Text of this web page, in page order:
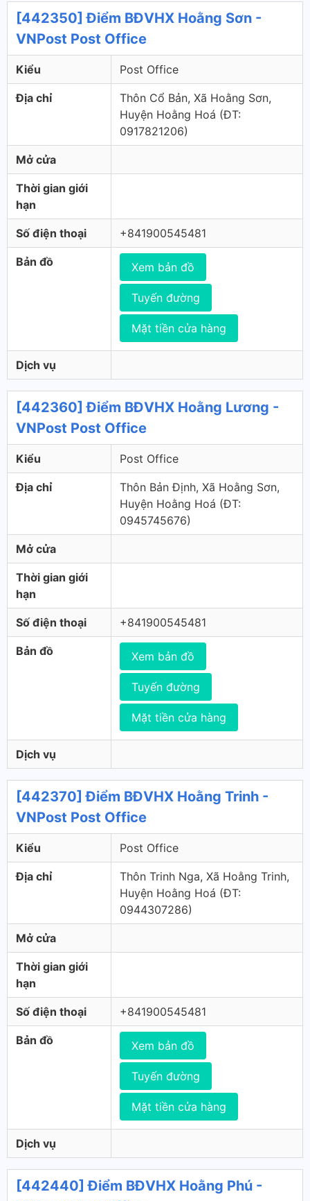
[442350] Điểm BĐVHX Hoằng Sơn -
VNPost Post Office
Kiểu Post Office
Địa chỉ
Thôn Cổ Bản, Xã Hoằng Sơn,
Huyện Hoằng Hoá (ÐT:
0917821206)
Mở cửa
Thời gian giới
hạn
Số điện thoại +841900545481
Bản đồ Xem bản đồ
Tuyến đường
Mặt tiền cửa hàng
Dịch vụ
[442360] Điểm BĐVHX Hoằng Lương -
VNPost Post Office
Kiểu Post Office
Địa chỉ
Thôn Bản Định, Xã Hoằng Sơn,
Huyện Hoằng Hoá (ÐT:
0945745676)
Mở cửa
Thời gian giới
hạn
Số điện thoại +841900545481
Bản đồ Xem bản đồ
Tuyến đường
Mặt tiền cửa hàng
Dịch vụ
[442370] Điểm BĐVHX Hoằng Trinh -
VNPost Post Office
Kiểu Post Office
Địa chỉ
Thôn Trinh Nga, Xã Hoằng Trinh,
Huyện Hoằng Hoá (ÐT:
0944307286)
Mở cửa
Thời gian giới
hạn
Số điện thoại +841900545481
Bản đồ Xem bản đồ
Tuyến đường
Mặt tiền cửa hàng
Dịch vụ
[442440] Điểm BĐVHX Hoằng Phú -